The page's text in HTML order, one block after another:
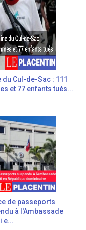
du Cul-de-Sac : 111
et 77 enfants tués...
de passeports
à l'Ambassade
e...